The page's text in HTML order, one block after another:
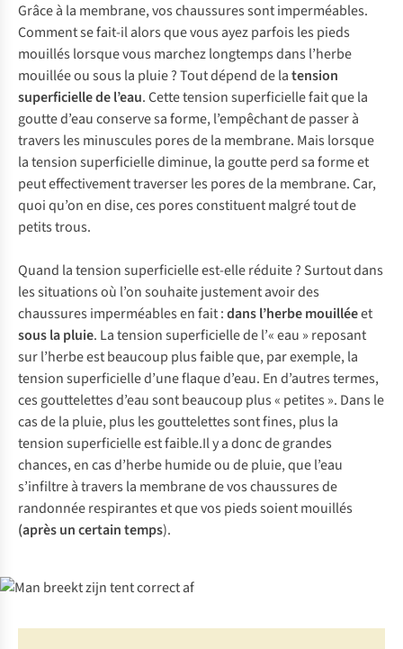
Grâce à la membrane, vos chaussures sont imperméables.
Comment se fait-il alors que vous ayez parfois les pieds
mouillés lorsque vous marchez longtemps dans l’herbe
mouillée ou sous la pluie ? Tout dépend de latension
superficielle de l’eau. Cette tension superficielle fait que la
goutte d’eau conserve sa forme, l’empêchant de passer à
travers les minuscules pores de la membrane. Mais lorsque
la tension superficielle diminue, la goutte perd sa forme et
peut effectivement traverser les pores de la membrane. Car,
quoi qu’on en dise, ces pores constituent malgré tout de
petits trous.
Quand la tension superficielle est-elle réduite ? Surtout dans
les situations où l’on souhaite justement avoir des
chaussures imperméables en fait :dans l’herbe mouilléeet
sous la pluie. La tension superficielle de l’« eau » reposant
sur l’herbe est beaucoup plus faible que, par exemple, la
tension superficielle d’une flaque d’eau. En d’autres termes,
ces gouttelettes d’eau sont beaucoup plus « petites ». Dans le
cas de la pluie, plus les gouttelettes sont fines, plus la
tension superficielle est faible.Il y a donc de grandes
chances, en cas d’herbe humide ou de pluie, que l’eau
s’infiltre à travers la membrane de vos chaussures de
randonnée respirantes et que vos pieds soient mouillés
(après un certain temps).